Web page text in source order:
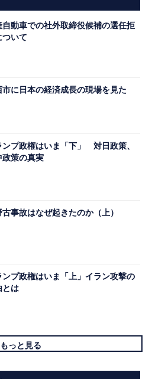
自動車での社外取締役候補の選任拒
ついて
市に日本の経済成長の現場を見た
ンプ政権はいま「下」 対日政策、
政策の真実
古事故はなぜ起きたのか（上）
ンプ政権はいま「上」イラン攻撃の
とは
もっと見る